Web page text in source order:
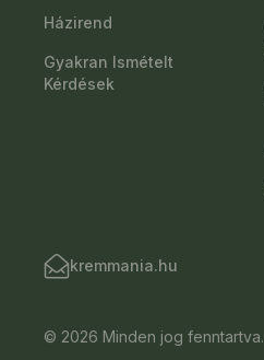
Házirend
Gyakran Ismételt
Kérdések
kremmania.hu
© 2026 Minden jog fenntartva.